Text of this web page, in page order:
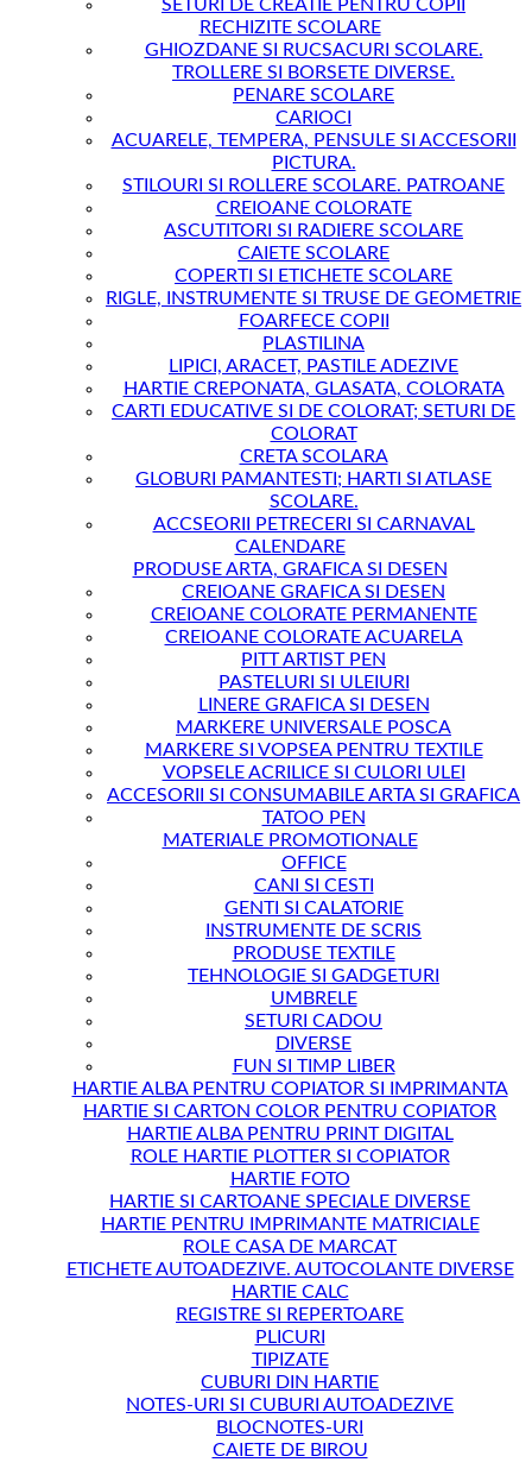
SETURI DE CREATIE PENTRU COPII
RECHIZITE SCOLARE
GHIOZDANE SI RUCSACURI SCOLARE.
TROLLERE SI BORSETE DIVERSE.
PENARE SCOLARE
CARIOCI
ACUARELE, TEMPERA, PENSULE SI ACCESORII
PICTURA.
STILOURI SI ROLLERE SCOLARE. PATROANE
CREIOANE COLORATE
ASCUTITORI SI RADIERE SCOLARE
CAIETE SCOLARE
COPERTI SI ETICHETE SCOLARE
RIGLE, INSTRUMENTE SI TRUSE DE GEOMETRIE
FOARFECE COPII
PLASTILINA
LIPICI, ARACET, PASTILE ADEZIVE
HARTIE CREPONATA, GLASATA, COLORATA
CARTI EDUCATIVE SI DE COLORAT; SETURI DE
COLORAT
CRETA SCOLARA
GLOBURI PAMANTESTI; HARTI SI ATLASE
SCOLARE.
ACCSEORII PETRECERI SI CARNAVAL
CALENDARE
PRODUSE ARTA, GRAFICA SI DESEN
CREIOANE GRAFICA SI DESEN
CREIOANE COLORATE PERMANENTE
CREIOANE COLORATE ACUARELA
PITT ARTIST PEN
PASTELURI SI ULEIURI
LINERE GRAFICA SI DESEN
MARKERE UNIVERSALE POSCA
MARKERE SI VOPSEA PENTRU TEXTILE
VOPSELE ACRILICE SI CULORI ULEI
ACCESORII SI CONSUMABILE ARTA SI GRAFICA
TATOO PEN
MATERIALE PROMOTIONALE
OFFICE
CANI SI CESTI
GENTI SI CALATORIE
INSTRUMENTE DE SCRIS
PRODUSE TEXTILE
TEHNOLOGIE SI GADGETURI
UMBRELE
SETURI CADOU
DIVERSE
FUN SI TIMP LIBER
HARTIE ALBA PENTRU COPIATOR SI IMPRIMANTA
HARTIE SI CARTON COLOR PENTRU COPIATOR
HARTIE ALBA PENTRU PRINT DIGITAL
ROLE HARTIE PLOTTER SI COPIATOR
HARTIE FOTO
HARTIE SI CARTOANE SPECIALE DIVERSE
HARTIE PENTRU IMPRIMANTE MATRICIALE
ROLE CASA DE MARCAT
ETICHETE AUTOADEZIVE. AUTOCOLANTE DIVERSE
HARTIE CALC
REGISTRE SI REPERTOARE
PLICURI
TIPIZATE
CUBURI DIN HARTIE
NOTES-URI SI CUBURI AUTOADEZIVE
BLOCNOTES-URI
CAIETE DE BIROU